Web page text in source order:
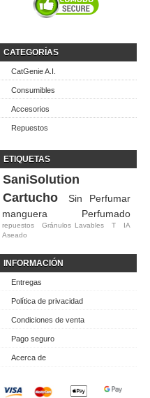
CATEGORÍAS
CatGenie A.I.
Consumibles
Accesorios
Repuestos
ETIQUETAS
SaniSolution
Cartucho
Sin Perfumar
manguera
Perfumado
repuestos Gránulos Lavables T
IA
Aseado
INFORMACIÓN
Entregas
Política de privacidad
Condiciones de venta
Pago seguro
Acerca de